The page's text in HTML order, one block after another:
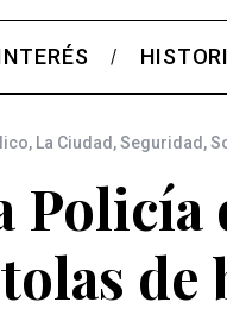
, La Ciudad ,Seguridad ,
Policía
de